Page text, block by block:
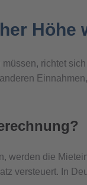
Höhe
richtet
werden die
versteuert. In